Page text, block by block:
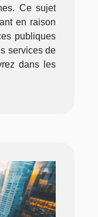
Ce sujet
en raison
publiques
services de
dans les